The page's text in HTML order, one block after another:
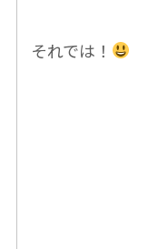
それでは！